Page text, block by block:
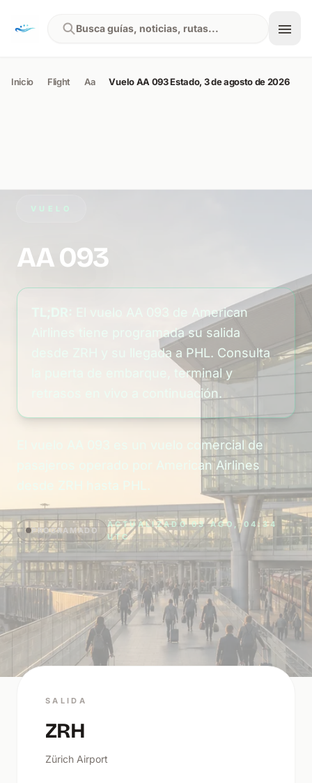
Busca guías, noticias, rutas...
Inicio Flight Aa Vuelo AA 093 Estado, 3 de agosto de 2026
VUELO
AA 093
El vuelo AA 093 de American
Airlines tiene programada su salida
desde ZRH y su llegada a PHL. Consulta
la puerta de embarque, terminal y
retrasos en vivo a continuación.
El vuelo AA 093 es un vuelo comercial de
pasajeros operado por American Airlines
PROGRAMADO
ACTUALIZADO 03 AGO, 04:34
UTC
SALIDA
ZRH
Zürich Airport